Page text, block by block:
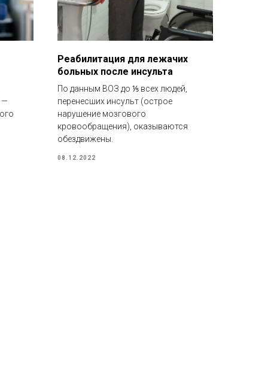
—
Реабилитация для лежачих
больных после инсульта
По данным ВОЗ до ⅕ всех людей,
перенесших инсульт (острое
нарушение мозгового
кровообращения), оказываются
обездвижены.
08.12.2022